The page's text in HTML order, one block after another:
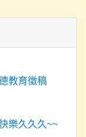
教育徵稿
樂久久久~~